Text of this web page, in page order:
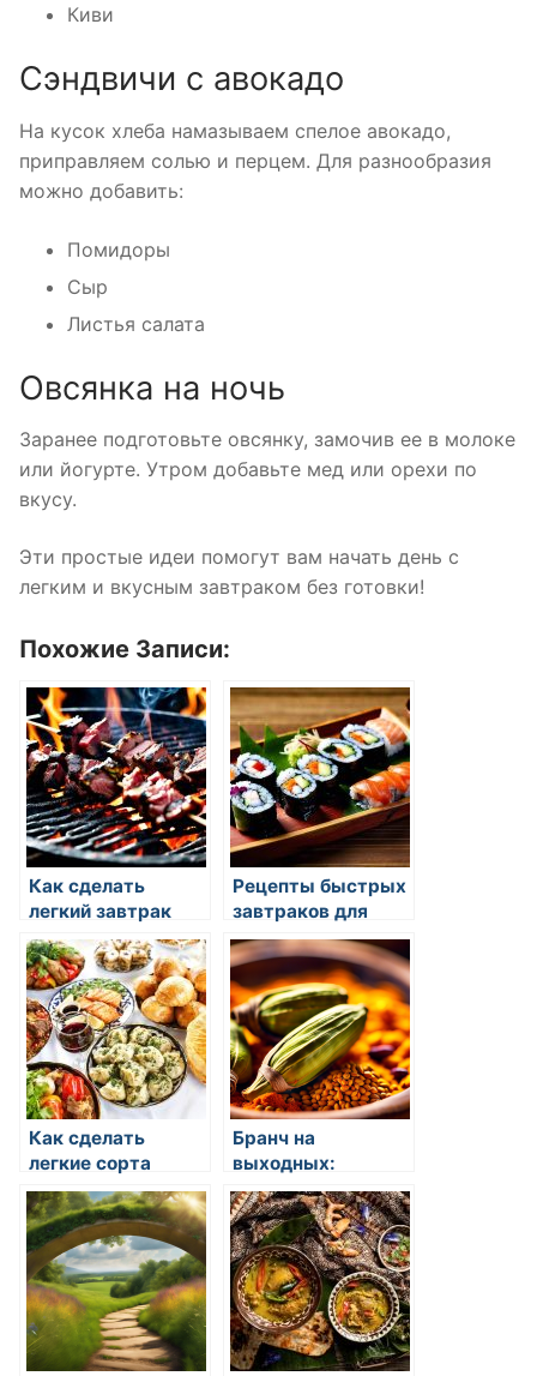
Киви
Сэндвичи с авокадо
На кусок хлеба намазываем спелое авокадо,
приправляем солью и перцем. Для разнообразия
можно добавить:
Помидоры
Сыр
Листья салата
Овсянка на ночь
Заранее подготовьте овсянку, замочив ее в молоке
или йогурте. Утром добавьте мед или орехи по
вкусу.
Эти простые идеи помогут вам начать день с
легким и вкусным завтраком без готовки!
Похожие Записи:
Как сделать
легкий завтрак
Рецепты быстрых
завтраков для
занятых людей
Как сделать
легкие сорта
салатов
Бранч на
выходных:
рецепты и идеи